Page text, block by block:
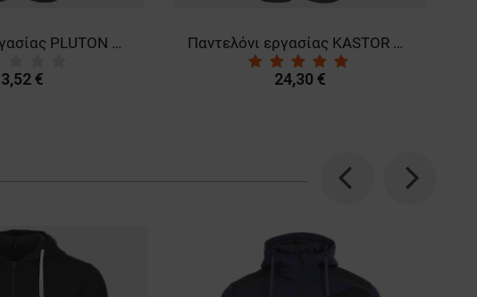
Παντελόνι εργασίας PLUTON GREY
€
Παντελόνι εργασίας KASTOR GREY
24,30 €
Previous Next